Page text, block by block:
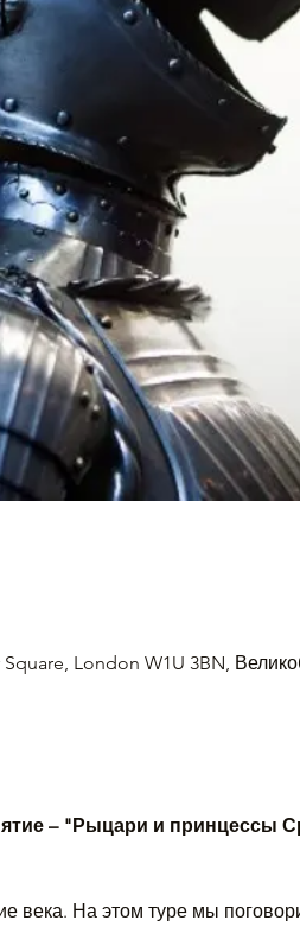
London W1U 3BN,
– "Рыцари и принцессы
века. На этом туре мы